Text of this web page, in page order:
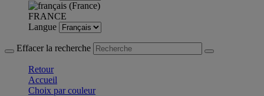
FRANCE
Langue
Effacer la recherche
Retour
Accueil
Choix par couleur